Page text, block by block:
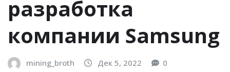
разработка
компании Samsung
mining_broth Дек 5, 2022 0